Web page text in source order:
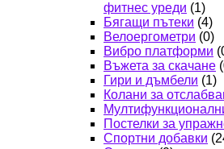
фитнес уреди (1)
Бягащи пътеки (4)
Велоергометри (0)
Вибро платформи
Въжета за скачане
Гири и дъмбели (1)
Колани за
Постелки за
Спортни добавки